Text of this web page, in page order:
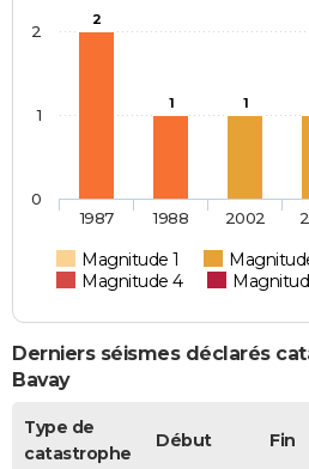
2
1 1
Magnitude 1
Magnitude 4
1987 1988 2002
0
1
2
Derniers séismes déclarés
Bavay
Type de
catastrophe
Début Fin